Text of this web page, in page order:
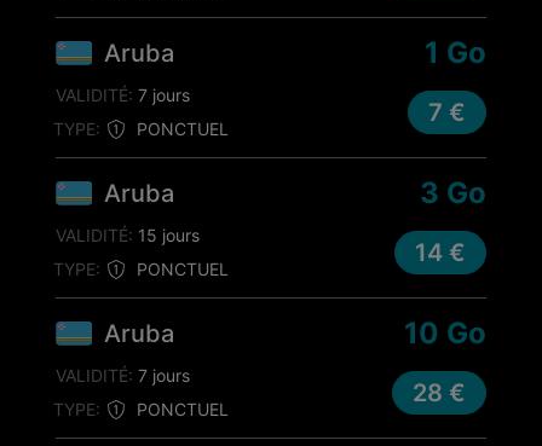
Aruba
TYPE: PONCTUEL
1 Go
VALIDITÉ: 7 jours
7 €
Aruba
TYPE: PONCTUEL
3 Go
VALIDITÉ: 15 jours
14 €
Aruba
TYPE: PONCTUEL
10 Go
VALIDITÉ: 7 jours
28 €